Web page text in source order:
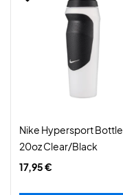
Nike Hypersport Bottle
20oz Clear/Black
17,95 €